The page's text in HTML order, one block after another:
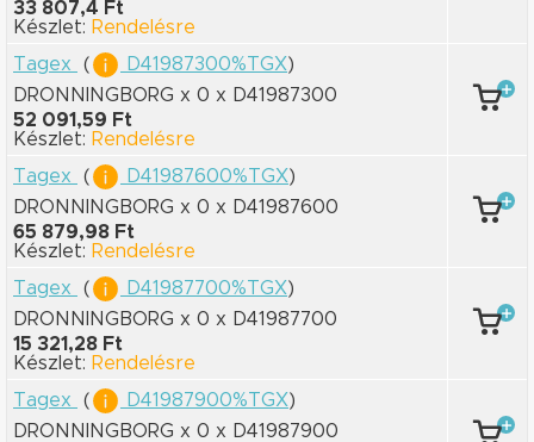
33 807,4 Ft
Készlet: Rendelésre
Tagex
( D41987300%TGX)
DRONNINGBORG x 0 x D41987300
52 091,59 Ft
Készlet: Rendelésre
Tagex
( D41987600%TGX)
DRONNINGBORG x 0 x D41987600
65 879,98 Ft
Készlet: Rendelésre
Tagex
( D41987700%TGX)
DRONNINGBORG x 0 x D41987700
15 321,28 Ft
Készlet: Rendelésre
Tagex
( D41987900%TGX)
DRONNINGBORG x 0 x D41987900